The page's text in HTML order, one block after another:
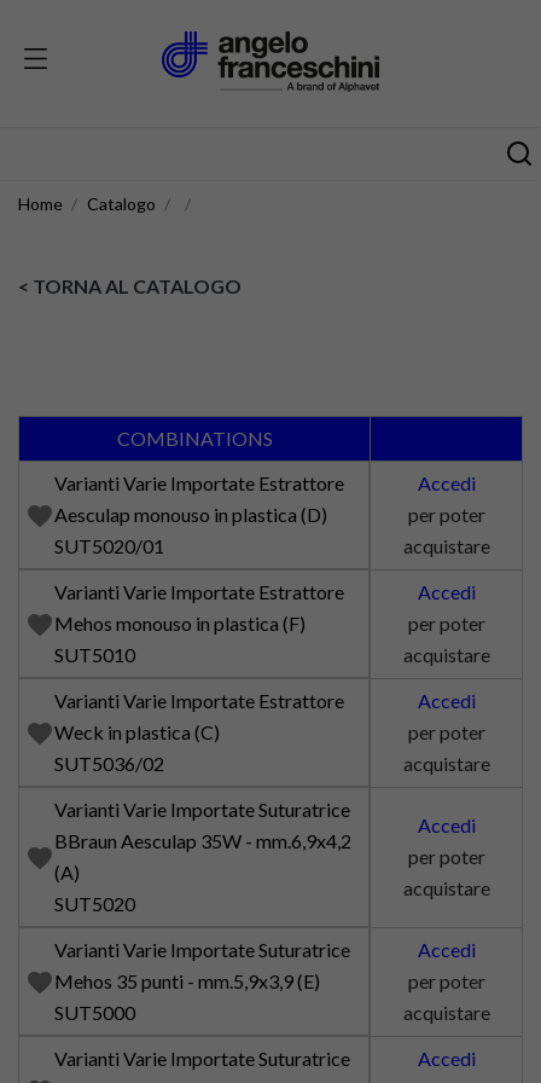
Home Catalogo
< TORNA AL CATALOGO
COMBINATIONS
favorite
Varianti Varie Importate Estrattore
Aesculap monouso in plastica (D)
SUT5020/01
Accedi
per poter
acquistare
favorite
Varianti Varie Importate Estrattore
Mehos monouso in plastica (F)
SUT5010
Accedi
per poter
acquistare
favorite
Varianti Varie Importate Estrattore
Weck in plastica (C)
SUT5036/02
Accedi
per poter
acquistare
favorite
Varianti Varie Importate Suturatrice
BBraun Aesculap 35W - mm.6,9x4,2
(A)
SUT5020
Accedi
per poter
acquistare
favorite
Varianti Varie Importate Suturatrice
Mehos 35 punti - mm.5,9x3,9 (E)
SUT5000
Accedi
per poter
acquistare
Varianti Varie Importate Suturatrice
Accedi